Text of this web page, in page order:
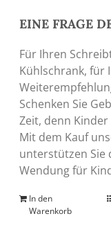
EINE FRAGE
Für Ihren
Kühlschrank, für
Schenken Sie
Zeit, denn
Mit dem Kauf
unterstützen Sie
Wendung für
In den
Warenkorb